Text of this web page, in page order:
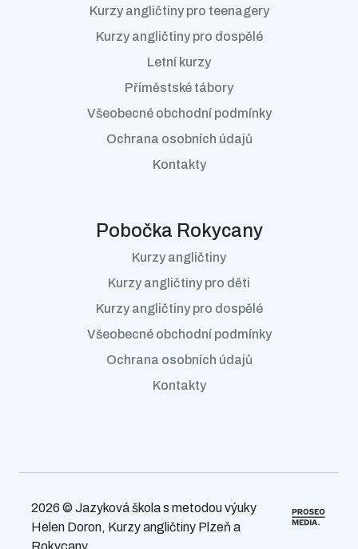
Kurzy angličtiny pro teenagery
Kurzy angličtiny pro dospělé
Letní kurzy
Příměstské tábory
Všeobecné obchodní podmínky
Ochrana osobních údajů
Kontakty
Pobočka Rokycany
Kurzy angličtiny
Kurzy angličtiny pro děti
Kurzy angličtiny pro dospělé
Všeobecné obchodní podmínky
Ochrana osobních údajů
Kontakty
2026 © Jazyková škola s metodou výuky
Helen Doron, Kurzy angličtiny Plzeň a